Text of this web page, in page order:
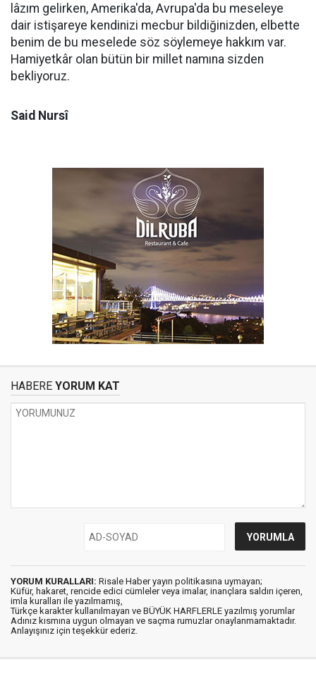
lâzım gelirken, Amerika'da, Avrupa'da bu meseleye
dair istişareye kendinizi mecbur bildiğinizden, elbette
benim de bu meselede söz söylemeye hakkım var.
Hamiyetkâr olan bütün bir millet namına sizden
bekliyoruz.
Said Nursî
HABERE YORUM KAT
YORUM KURALLARI: Risale Haber yayın politikasına uymayan;
Küfür, hakaret, rencide edici cümleler veya imalar, inançlara saldırı içeren,
imla kuralları ile yazılmamış,
Türkçe karakter kullanılmayan ve BÜYÜK HARFLERLE yazılmış yorumlar
Adınız kısmına uygun olmayan ve saçma rumuzlar onaylanmamaktadır.
Anlayışınız için teşekkür ederiz.